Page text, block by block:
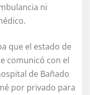
ni
que el estado de
comunicó con el
de Bañado
por privado para